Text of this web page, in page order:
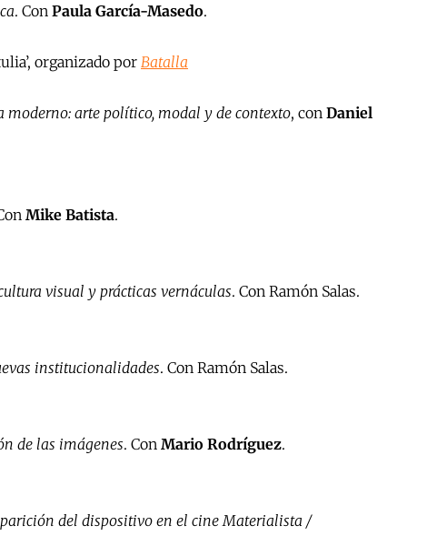
. Con Paula Garcí­a-Masedo.
organizado por Batalla
moderno: arte político, modal y de contexto, con Daniel
Mike Batista.
visual y prácticas vernáculas. Con Ramón Salas.
institucionalidades. Con Ramón Salas.
de las imágenes. Con Mario Rodríguez.
del dispositivo en el cine Materialista /